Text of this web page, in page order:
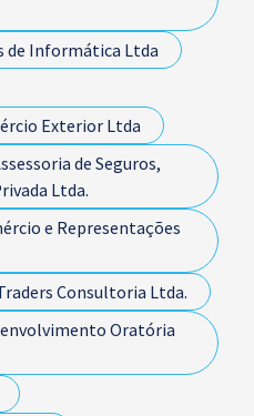
de Informática Ltda
Exterior Ltda
de Seguros,
Ltda.
e Representações
Consultoria Ltda.
Oratória